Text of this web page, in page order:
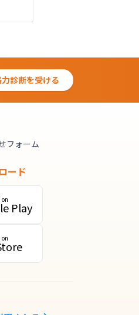
診断を受ける
フォーム
ード
Play